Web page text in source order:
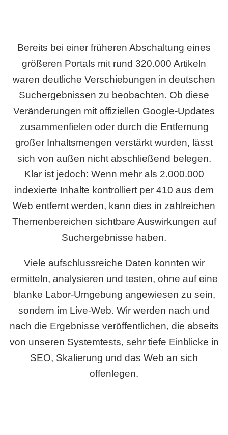
Bereits bei einer früheren Abschaltung eines
größeren Portals mit rund 320.000 Artikeln
waren deutliche Verschiebungen in deutschen
Suchergebnissen zu beobachten. Ob diese
Veränderungen mit offiziellen Google-Updates
zusammenfielen oder durch die Entfernung
großer Inhaltsmengen verstärkt wurden, lässt
sich von außen nicht abschließend belegen.
Klar ist jedoch: Wenn mehr als 2.000.000
indexierte Inhalte kontrolliert per 410 aus dem
Web entfernt werden, kann dies in zahlreichen
Themenbereichen sichtbare Auswirkungen auf
Suchergebnisse haben.
Viele aufschlussreiche Daten konnten wir
ermitteln, analysieren und testen, ohne auf eine
blanke Labor-Umgebung angewiesen zu sein,
sondern im Live-Web. Wir werden nach und
nach die Ergebnisse veröffentlichen, die abseits
von unseren Systemtests, sehr tiefe Einblicke in
SEO, Skalierung und das Web an sich
offenlegen.